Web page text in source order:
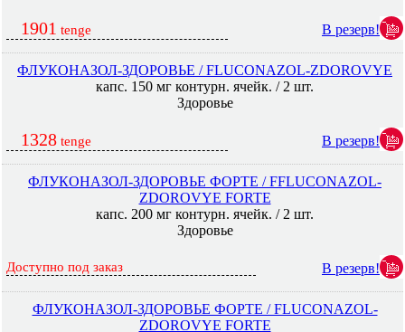
1901 tenge В резерв!
ФЛУКОНАЗОЛ-ЗДОРОВЬЕ / FLUCONAZOL-ZDOROVYE
капс. 150 мг контурн. ячейк. / 2 шт.
Здоровье
1328 tenge В резерв!
ФЛУКОНАЗОЛ-ЗДОРОВЬЕ ФОРТЕ / FFLUCONAZOL-
ZDOROVYE FORTE
капс. 200 мг контурн. ячейк. / 2 шт.
Здоровье
Доступно под заказ В резерв!
ФЛУКОНАЗОЛ-ЗДОРОВЬЕ ФОРТЕ / FLUCONAZOL-
ZDOROVYE FORTE